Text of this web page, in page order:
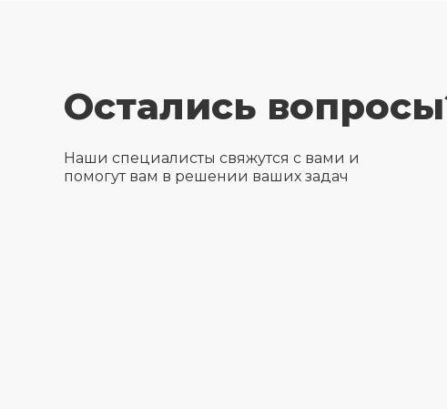
Остались
Наши специалисты свяжутся с вами и
помогут вам в решении ваших задач